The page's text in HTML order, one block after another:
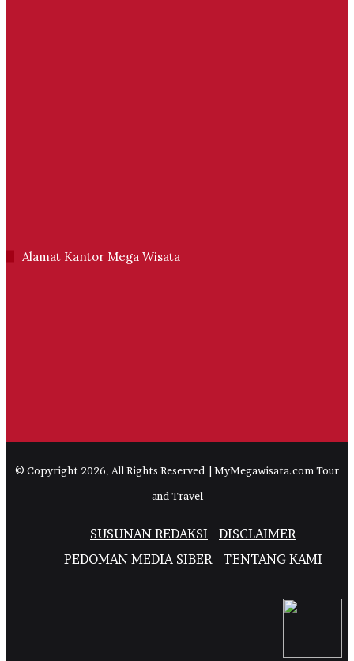
Alamat Kantor Mega Wisata
© Copyright 2026, All Rights Reserved | MyMegawisata.com Tour
and Travel
SUSUNAN REDAKSI
DISCLAIMER
PEDOMAN MEDIA SIBER
TENTANG KAMI
Instagram